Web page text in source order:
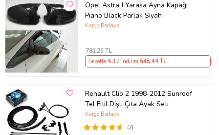
Opel Astra J Yarasa Ayna Kapağı
Piano Black Parlak Siyah
Kargo Bedava
781,25 TL
Sepette %17 İndirim 648,44 TL
Renault Clio 2 1998-2012 Sunroof
Tel Fitil Dişli Çıta Ayak Seti
(2)
Kargo Bedava